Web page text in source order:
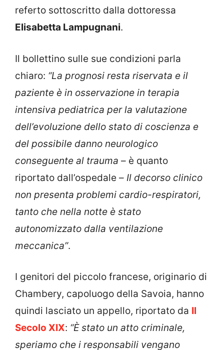
referto sottoscritto dalla dottoressa
Elisabetta Lampugnani.
Il bollettino sulle sue condizioni parla
chiaro: “La prognosi resta riservata e il
paziente è in osservazione in terapia
intensiva pediatrica per la valutazione
dell’evoluzione dello stato di coscienza e
del possibile danno neurologico
conseguente al trauma – è quanto
riportato dall’ospedale – Il decorso clinico
non presenta problemi cardio-respiratori,
tanto che nella notte è stato
autonomizzato dalla ventilazione
meccanica”.
I genitori del piccolo francese, originario di
Chambery, capoluogo della Savoia, hanno
quindi lasciato un appello, riportato da Il
Secolo XIX: “È stato un atto criminale,
speriamo che i responsabili vengano